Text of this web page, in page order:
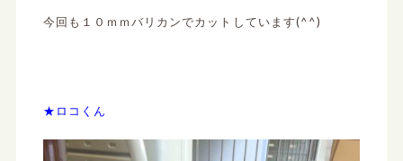
今回も１０ｍｍバリカンでカットしています(^^)
★ロコくん